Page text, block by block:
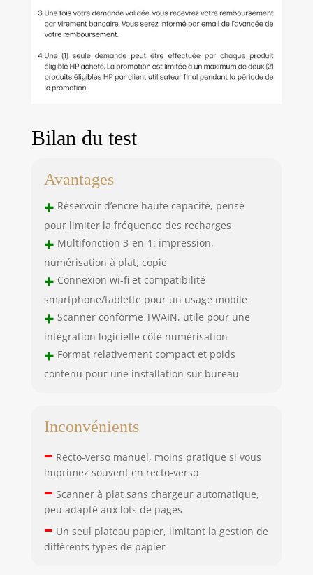
Bilan du test
Avantages
+ Réservoir d’encre haute capacité, pensé
pour limiter la fréquence des recharges
+ Multifonction 3-en-1: impression,
numérisation à plat, copie
+ Connexion wi-fi et compatibilité
smartphone/tablette pour un usage mobile
+ Scanner conforme TWAIN, utile pour une
intégration logicielle côté numérisation
+ Format relativement compact et poids
contenu pour une installation sur bureau
Inconvénients
– Recto-verso manuel, moins pratique si vous
imprimez souvent en recto-verso
– Scanner à plat sans chargeur automatique,
peu adapté aux lots de pages
– Un seul plateau papier, limitant la gestion de
différents types de papier